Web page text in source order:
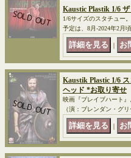
Kaustic Plastik 1/6
1/6サイズのスタチュー
予定は、8月-2024年2月
｜
Kaustik Plastic 1/6
ヘッド *お取り寄せ
映画『ブレイブハート
（演：ブレンダン・グ
｜